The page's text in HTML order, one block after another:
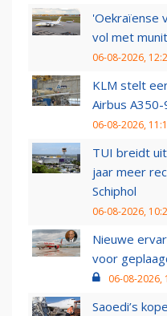
'Oekraïense
vol met
06-08-2026,
KLM stelt
Airbus
06-08-2026,
TUI breidt
jaar meer
Schiphol
06-08-2026,
Nieuwe
voor
06-08-2026,
Saoedi’s